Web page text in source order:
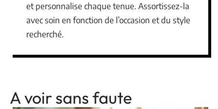
et personnalise chaque tenue. Assortissez-la
avec soin en fonction de l’occasion et du style
recherché.
A voir sans faute